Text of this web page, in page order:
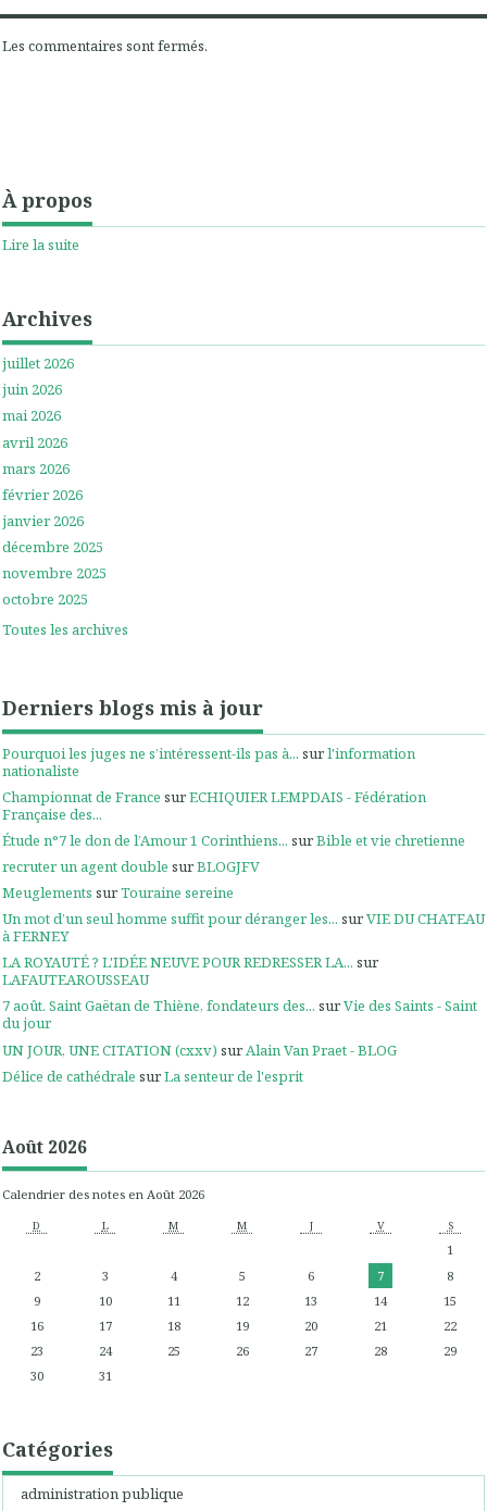
Les commentaires sont fermés.
À propos
Lire la suite
Archives
juillet 2026
juin 2026
mai 2026
avril 2026
mars 2026
février 2026
janvier 2026
décembre 2025
novembre 2025
octobre 2025
Toutes les archives
Derniers blogs mis à jour
Pourquoi les juges ne s’intéressent-ils pas à... surl'information
nationaliste
Championnat de France surECHIQUIER LEMPDAIS - Fédération
Française des...
Étude n°7 le don de l’Amour 1 Corinthiens... surBible et vie chretienne
recruter un agent double surBLOGJFV
Meuglements surTouraine sereine
Un mot d’un seul homme suffit pour déranger les... surVIE DU CHATEAU
à FERNEY
LA ROYAUTÉ ? L'IDÉE NEUVE POUR REDRESSER LA... sur
LAFAUTEAROUSSEAU
7 août. Saint Gaëtan de Thiène, fondateurs des... surVie des Saints - Saint
du jour
UN JOUR, UNE CITATION (cxxv) sur Alain Van Praet - BLOG
Délice de cathédrale surLa senteur de l'esprit
Août 2026
Calendrier des notes en Août 2026
D L M M J V S
1
2
3 4 5 6 7
8
9
10 11 12 13 14
15
16
17 18 19 20 21
22
23
24 25 26 27 28
29
30
31
Catégories
administration publique